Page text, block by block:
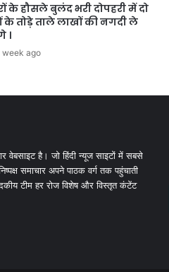
के हौसले बुलंद भरी दोपहरी में दो
के तोड़े ताले लाखों की नगदी ले
।
week ago
वेबसाइट है। जो हिंदी न्यूज साइटों में सबसे
समाचार अपने पाठक वर्ग तक पहुंचाती
टीम हर रोज विशेष और विस्तृत कंटेंट